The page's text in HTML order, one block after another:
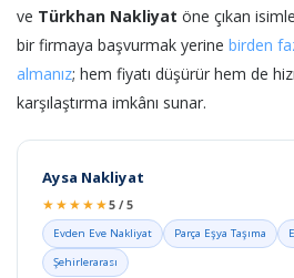
ve Türkhan Nakliyat öne çıkan
bir firmaya başvurmak yerine birden
almanız; hem fiyatı düşürür hem de
karşılaştırma imkânı sunar.
Aysa Nakliyat
★★★★★5 / 5
Evden Eve Nakliyat Parça Eşya Taşıma
Şehirlerarası